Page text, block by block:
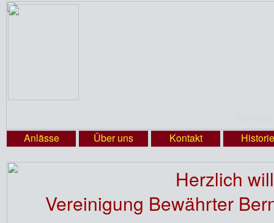
Anlässe Über uns Kontakt Historie
Herzlich
Vereinigung Bewährter